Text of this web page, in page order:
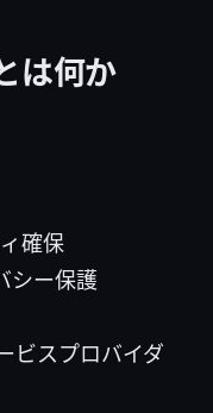
は何か
確保
シー保護
ビスプロバイダ